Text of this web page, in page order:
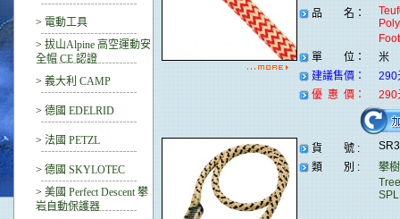
> 電動工具
> 拔山Alpine 高空運動安
全帽 CE 認證
> 義大利 CAMP
> 德國 EDELRID
> 法國 PETZL
> 德國 SKYLOTEC
> 美國 Perfect Descent 攀
岩自動保護器
品 名：
單 位：
米
建議售價：
290
優 惠 價：
290
貨 號 :
類 別 :
攀